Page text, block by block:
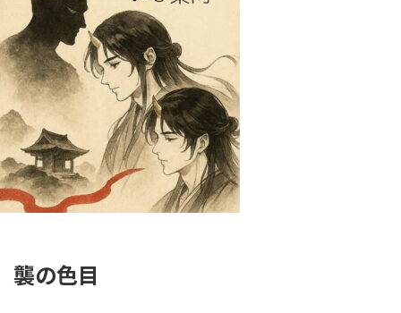
襲の色目